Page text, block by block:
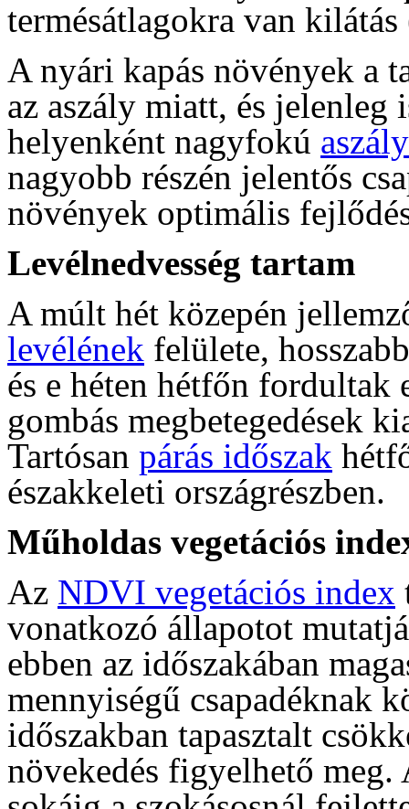
termésátlagokra van kilátás
A nyári kapás növények a
az aszály miatt, és jelenleg
helyenként nagyfokú aszály
nagyobb részén jelentős
növények optimális
Levélnedvesség tartam
A múlt hét közepén
levélének felülete,
és e héten hétfőn fordultak
gombás megbetegedések
Tartósan párás időszak
északkeleti országrészben.
Műholdas vegetációs
Az NDVI vegetációs index
vonatkozó állapotot
ebben az időszakában
mennyiségű csapadéknak
időszakban tapasztalt
növekedés figyelhető meg.